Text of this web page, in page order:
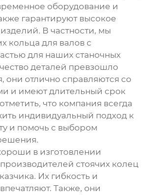
оборудование и
гарантируют высокое
В частности, мы
кольца для валов с
для наших станочных
деталей превзошло
отлично справляются со
и имеют длительный срок
что компания всегда
индивидуальный подход к
и помочь с выбором
в изготовлении
производителей стоячих колец
Их гибкость и
Также, они